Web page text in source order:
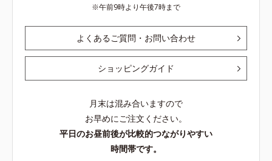
午前9時より午後7時まで
よくあるご質問・お問い合わせ
ショッピングガイド
月末は混み合いますので
お早めにご注文ください。
平日のお昼前後が比較的つながりやすい
時間帯です。